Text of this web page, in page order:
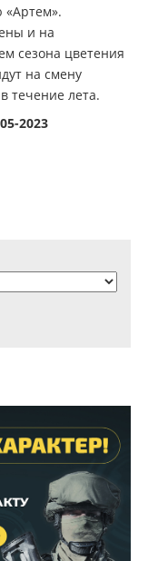
«Артем».
и на
сезона цветения
на смену
течение лета.
2023